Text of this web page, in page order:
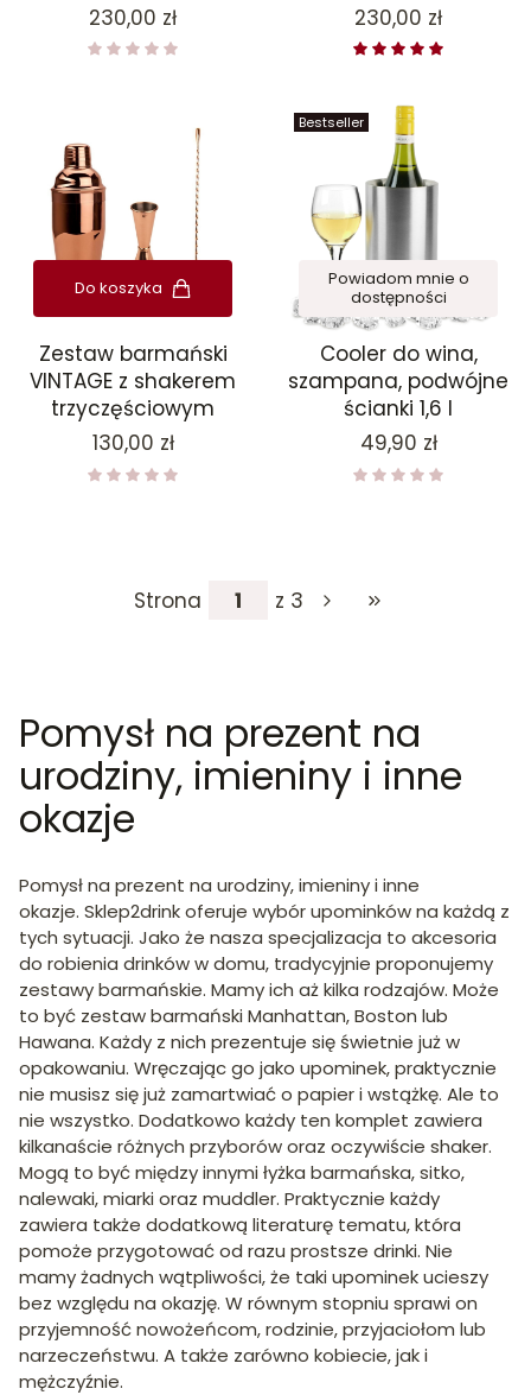
Cena
230,00 zł
Cena
230,00 zł
Do koszyka
Zestaw barmański
VINTAGE z shakerem
trzyczęściowym
Cena
130,00 zł
Bestseller
Powiadom mnie o
dostępności
Cooler do wina,
szampana, podwójne
ścianki 1,6 l
Cena
49,90 zł
Strona z 3 Przejdź do ostatniej
Pomysł na prezent na
urodziny, imieniny i inne
okazje
Pomysł na prezent na urodziny, imieniny i inne
okazje. Sklep2drink oferuje wybór upominków na każdą z
tych sytuacji. Jako że nasza specjalizacja to akcesoria
do robienia drinków w domu, tradycyjnie proponujemy
zestawy barmańskie. Mamy ich aż kilka rodzajów. Może
to być zestaw barmański Manhattan, Boston lub
Hawana. Każdy z nich prezentuje się świetnie już w
opakowaniu. Wręczając go jako upominek, praktycznie
nie musisz się już zamartwiać o papier i wstążkę. Ale to
nie wszystko. Dodatkowo każdy ten komplet zawiera
kilkanaście różnych przyborów oraz oczywiście shaker.
Mogą to być między innymi łyżka barmańska, sitko,
nalewaki, miarki oraz muddler. Praktycznie każdy
zawiera także dodatkową literaturę tematu, która
pomoże przygotować od razu prostsze drinki. Nie
mamy żadnych wątpliwości, że taki upominek ucieszy
bez względu na okazję. W równym stopniu sprawi on
przyjemność nowożeńcom, rodzinie, przyjaciołom lub
narzeczeństwu. A także zarówno kobiecie, jak i
mężczyźnie.